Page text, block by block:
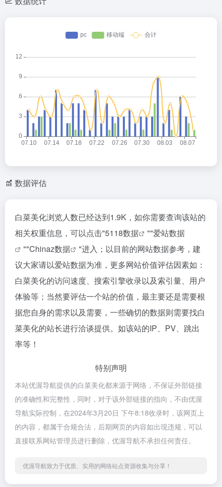
数据评估
白菜美化浏览人数已经达到1.9K，如你需要查询该站的
相关权重信息，可以点击"5118数据 ""爱站数据
""Chinaz数据
"进入；以目前的网站数据参考，建
议大家请以爱站数据为准，更多网站价值评估因素如：
白菜美化的访问速度、搜索引擎收录以及索引量、用户
体验等；当然要评估一个站的价值，最主要还是需要根
据您自身的需求以及需要，一些确切的数据则需要找白
菜美化的站长进行洽谈提供。如该站的IP、PV、跳出
率等！
特别声明
本站优渥导航提供的白菜美化都来源于网络，不保证外部链接
的准确性和完整性，同时，对于该外部链接的指向，不由优渥
导航实际控制，在2024年3月20日 下午8:18收录时，该网页上
的内容，都属于合规合法，后期网页的内容如出现违规，可以
直接联系网站管理员进行删除，优渥导航不承担任何责任。
优渥导航致力于优质、实用的网络站点资源收集与分享！